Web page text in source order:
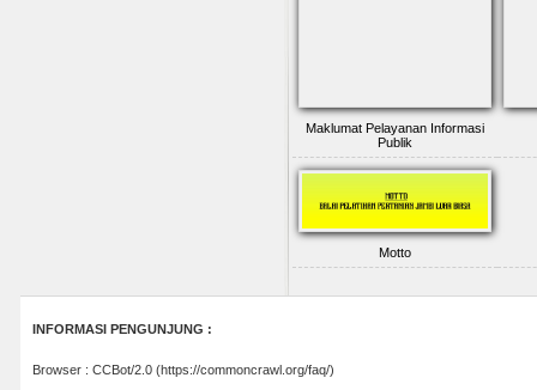
Maklumat Pelayanan Informasi
Publik
Motto
INFORMASI PENGUNJUNG :
Browser : CCBot/2.0 (https://commoncrawl.org/faq/)